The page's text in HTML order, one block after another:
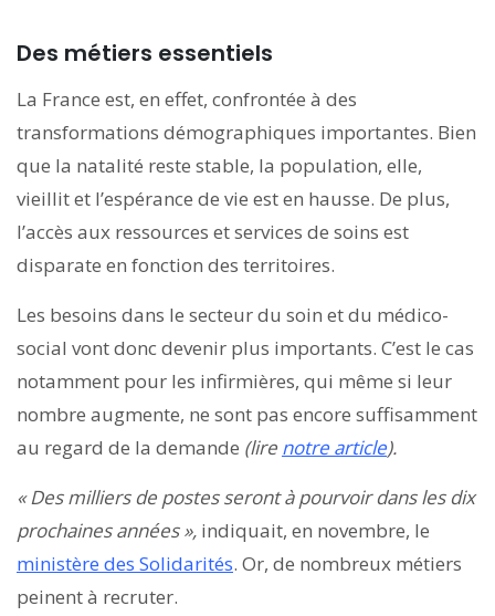
Des métiers essentiels
La France est, en effet, confrontée à des
transformations démographiques importantes. Bien
que la natalité reste stable, la population, elle,
vieillit et l’espérance de vie est en hausse. De plus,
l’accès aux ressources et services de soins est
disparate en fonction des territoires.
Les besoins dans le secteur du soin et du médico-
social vont donc devenir plus importants. C’est le cas
notamment pour les infirmières, qui même si leur
nombre augmente, ne sont pas encore suffisamment
au regard de la demande (lire notre article).
« Des milliers de postes seront à pourvoir dans les dix
prochaines années », indiquait, en novembre, le
ministère des Solidarités. Or, de nombreux métiers
peinent à recruter.